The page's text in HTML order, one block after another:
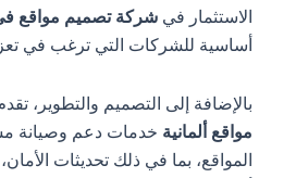
الاستثمار في شركة تصميم مواقع في
أساسية للشركات التي ترغب في
بالإضافة إلى التصميم والتطوير، تقدم
مواقع ألمانيةخدمات دعم وصيانة
المواقع، بما في ذلك تحديثات